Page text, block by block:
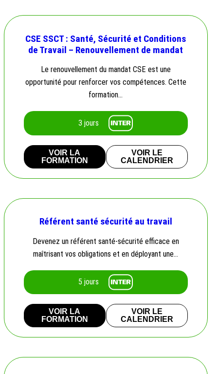
CSE SSCT : Santé, Sécurité et Conditions
de Travail – Renouvellement de mandat
Le renouvellement du mandat CSE est une
opportunité pour renforcer vos compétences. Cette
formation…
3 jours
VOIR LA
FORMATION
VOIR LE
CALENDRIER
Référent santé sécurité au travail
Devenez un référent santé-sécurité efficace en
maîtrisant vos obligations et en déployant une…
5 jours
VOIR LA
FORMATION
VOIR LE
CALENDRIER